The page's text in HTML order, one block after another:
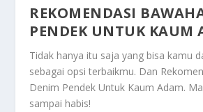
REKOMENDASI
PENDEK UNTUK KAUM
Tidak hanya itu saja yang bisa kamu
sebagai opsi terbaikmu. Dan
Denim Pendek Untuk Kaum Adam.
sampai habis!